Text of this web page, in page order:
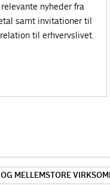
nyheder fra
samt invitationer til
til erhvervslivet.
MELLEMSTORE